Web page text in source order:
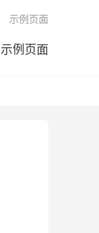
示例页面
示例页面